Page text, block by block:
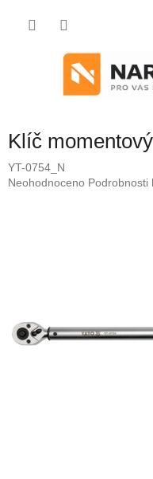
Klíč
YT-0754_N
Průměrné
Neohodnoceno Podrobnosti